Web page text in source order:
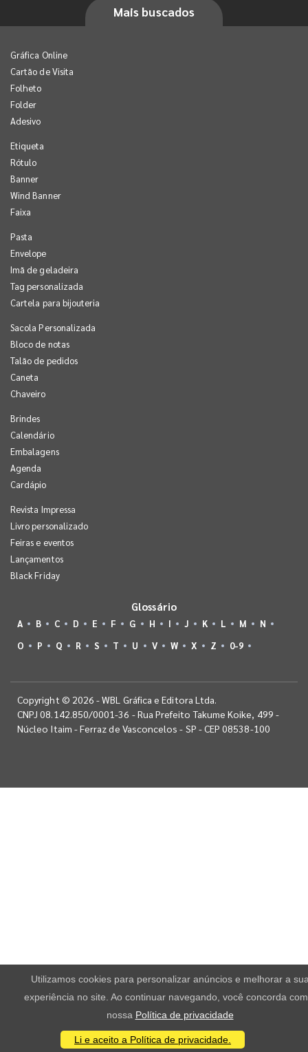
Mais buscados
Gráfica Online
Cartão de Visita
Folheto
Folder
Adesivo
Etiqueta
Rótulo
Banner
Wind Banner
Faixa
Pasta
Envelope
Imã de geladeira
Tag personalizada
Cartela para bijouteria
Sacola Personalizada
Bloco de notas
Talão de pedidos
Caneta
Chaveiro
Brindes
Calendário
Embalagens
Agenda
Cardápio
Revista Impressa
Livro personalizado
Feiras e eventos
Lançamentos
Black Friday
Glossário
A B C D E F G H I J K L M
N
O
P Q R S T U V W X Z 0-9
Copyright © 2026 - WBL Gráfica e Editora Ltda.
CNPJ 08.142.850/0001-36 - Rua Prefeito Takume Koike, 499 -
Núcleo Itaim - Ferraz de Vasconcelos - SP - CEP 08538-100
Utilizamos cookies para personalizar anúncios e melhorar a
experiência no site. Ao continuar navegando, você concorda
nossa Política de privacidade
Li e aceito a Política de privacidade.